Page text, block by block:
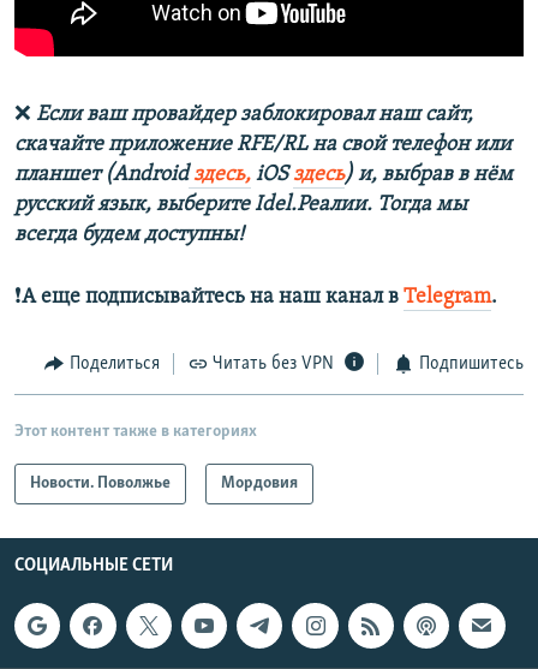
❌ Если ваш провайдер заблокировал наш сайт,
скачайте приложение RFE/RL на свой телефон или
планшет (Androidздесь, iOSздесь) и, выбрав в нём
русский язык, выберите Idel.Реалии. Тогда мы
всегда будем доступны!
❗️А еще подписывайтесь на наш канал в Telegram.
Поделиться Читать без VPN Подпишитесь
Этот контент также в категориях
Новости. Поволжье Мордовия
СОЦИАЛЬНЫЕ СЕТИ